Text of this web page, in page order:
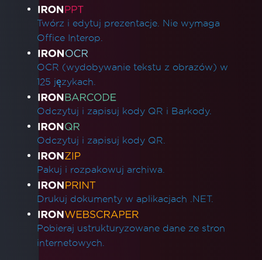
Twórz i edytuj prezentacje. Nie wymaga
Office Interop.
OCR (wydobywanie tekstu z obrazów) w
125 językach.
Odczytuj i zapisuj kody QR i Barkody.
Odczytuj i zapisuj kody QR.
Pakuj i rozpakowuj archiwa.
Drukuj dokumenty w aplikacjach .NET.
Pobieraj ustrukturyzowane dane ze stron
internetowych.